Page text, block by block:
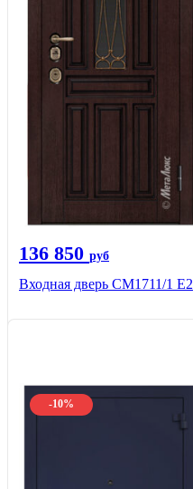
136 850 руб
Входная дверь CМ1711/1 Е2
-10%